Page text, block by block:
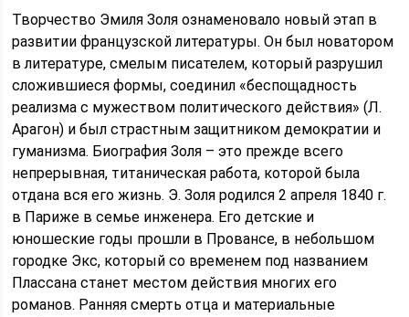
Творчество Эмиля Золя ознаменовало новый этап в
развитии французской литературы. Он был новатором
в литературе, смелым писателем, который разрушил
сложившиеся формы, соединил «беспощадность
реализма с мужеством политического действия» (Л.
Арагон) и был страстным защитником демократии и
гуманизма. Биография Золя – это прежде всего
непрерывная, титаническая работа, которой была
отдана вся его жизнь. Э. Золя родился 2 апреля 1840 г.
в Париже в семье инженера. Его детские и
юношеские годы прошли в Провансе, в небольшом
городке Экс, который со временем под названием
Плассана станет местом действия многих его
романов. Ранняя смерть отца и материальные